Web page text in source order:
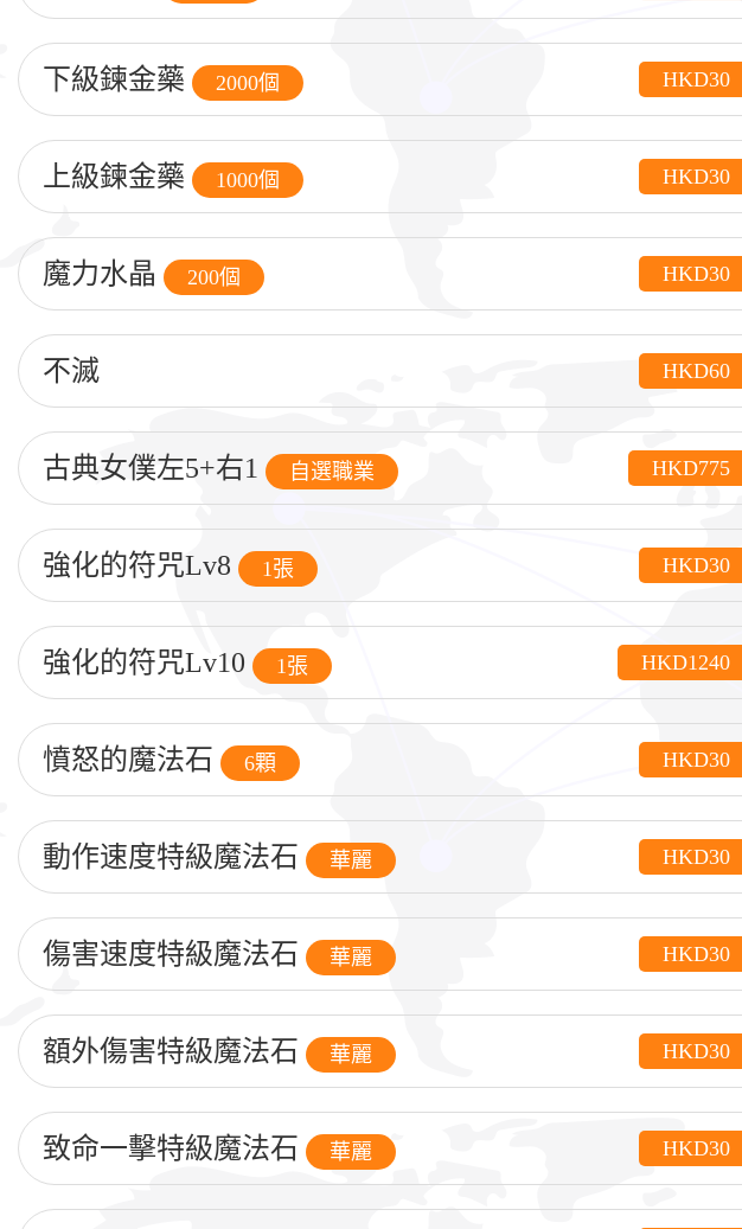
下級鍊金藥 2000個 HKD30
上級鍊金藥 1000個 HKD30
魔力水晶 200個 HKD30
不滅 HKD60
古典女僕左5+右1 自選職業 HKD775
強化的符咒Lv8 1張 HKD30
強化的符咒Lv10 1張 HKD1240
憤怒的魔法石 6顆 HKD30
動作速度特級魔法石 華麗 HKD30
傷害速度特級魔法石 華麗 HKD30
額外傷害特級魔法石 華麗 HKD30
致命一擊特級魔法石 華麗 HKD30